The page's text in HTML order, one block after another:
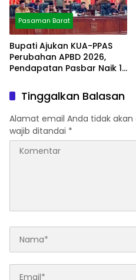
Pasaman Barat
Bupati Ajukan KUA-PPAS
Perubahan APBD 2026,
Pendapatan Pasbar Naik 15
Tinggalkan Balasan
Alamat email Anda tidak akan
wajib ditandai *